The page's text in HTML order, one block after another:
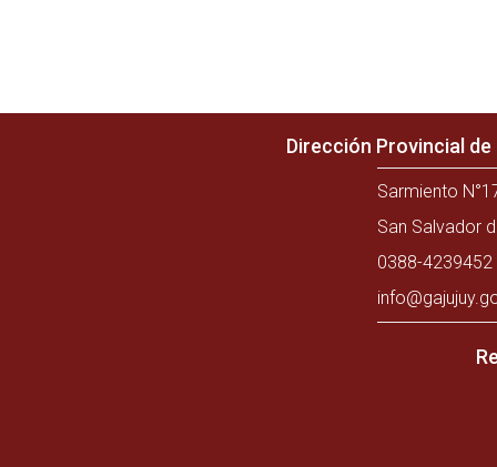
Dirección Provincial
Sarmiento
San Salvador
0388-